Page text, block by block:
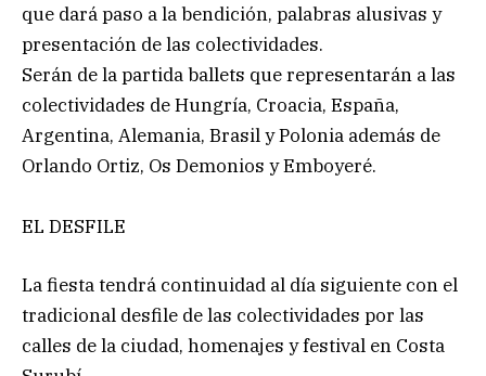
que dará paso a la bendición, palabras alusivas y
presentación de las colectividades.
Serán de la partida ballets que representarán a las
colectividades de Hungría, Croacia, España,
Argentina, Alemania, Brasil y Polonia además de
Orlando Ortiz, Os Demonios y Emboyeré.
EL DESFILE
La fiesta tendrá continuidad al día siguiente con el
tradicional desfile de las colectividades por las
calles de la ciudad, homenajes y festival en Costa